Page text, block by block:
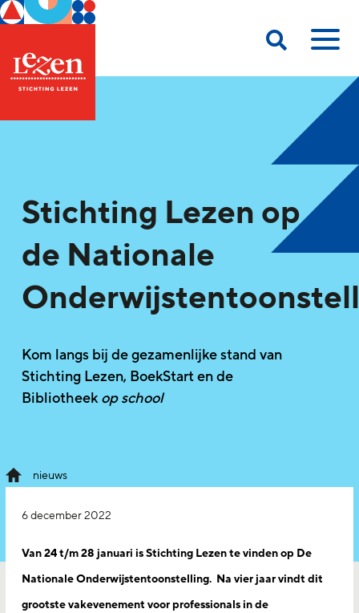
Stichting Lezen op
de Nationale
Kom langs bij de gezamenlijke stand van
Stichting Lezen, BoekStart en de
Bibliotheekop school
nieuws
6 december 2022
Van 24 t/m 28 januari is Stichting Lezen te vinden op De
Nationale Onderwijstentoonstelling. Na vier jaar vindt dit
grootste vakevenement voor professionals in de